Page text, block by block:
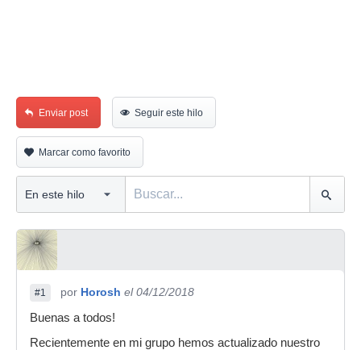
Enviar post Seguir este hilo
Marcar como favorito
#1 por Horosh el 04/12/2018
Buenas a todos!
Recientemente en mi grupo hemos actualizado nuestro